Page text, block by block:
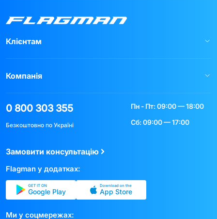
Клієнтам
Компанія
0 800 303 355
Безкоштовно по Україні
Пн - Пт: 09:00 — 18:00
Сб: 09:00 — 17:00
Замовити консультацію
Flagman у додатках:
GET IT ON
Google Play
Download on the
App Store
Ми у соцмережах: